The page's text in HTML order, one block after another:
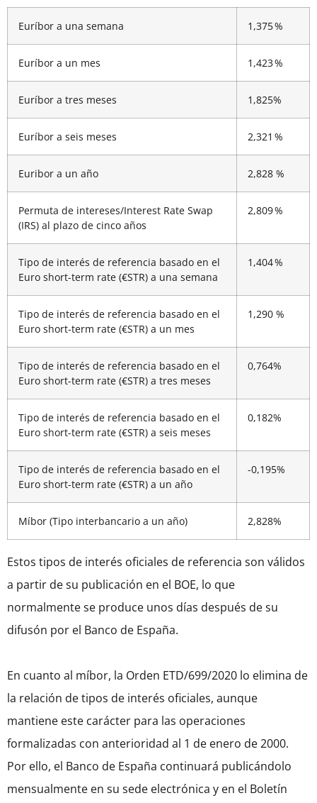
Euríbor a una semana 1,375 %
Euríbor a un mes 1,423 %
Euríbor a tres meses 1,825%
Euríbor a seis meses 2,321 %
Euribor a un año 2,828 %
Permuta de intereses/Interest Rate Swap
(IRS) al plazo de cinco años
2,809 %
Tipo de interés de referencia basado en el
Euro short-term rate (€STR) a una semana
1,404 %
Tipo de interés de referencia basado en el
Euro short-term rate (€STR) a un mes
1,290 %
Tipo de interés de referencia basado en el
Euro short-term rate (€STR) a tres meses
0,764%
Tipo de interés de referencia basado en el
Euro short-term rate (€STR) a seis meses
0,182%
Tipo de interés de referencia basado en el
Euro short-term rate (€STR) a un año
-0,195%
Míbor (Tipo interbancario a un año) 2,828%
Estos tipos de interés oficiales de referencia son válidos
a partir de su publicación en el BOE, lo que
normalmente se produce unos días después de su
difusón por el Banco de España.
En cuanto al míbor, la Orden ETD/699/2020 lo elimina de
la relación de tipos de interés oficiales, aunque
mantiene este carácter para las operaciones
formalizadas con anterioridad al 1 de enero de 2000.
Por ello, el Banco de España continuará publicándolo
mensualmente en su sede electrónica y en el Boletín